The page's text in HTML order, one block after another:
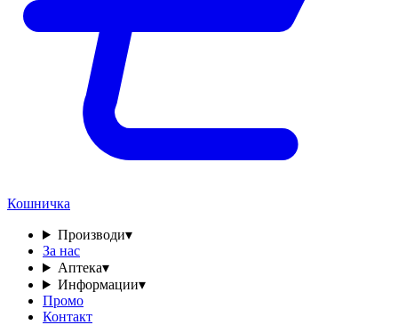
Кошничка
Производи▾
За нас
Аптека▾
Информации▾
Промо
Контакт